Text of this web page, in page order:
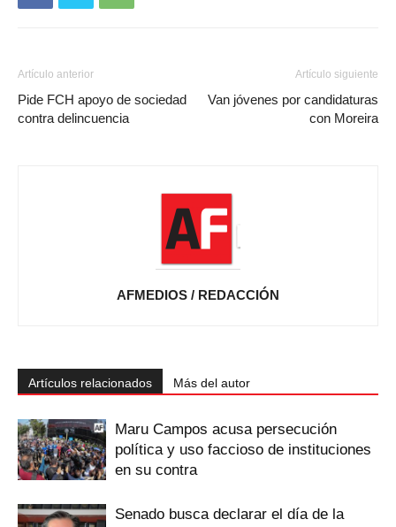
Artículo anterior
Pide FCH apoyo de sociedad
contra delincuencia
Artículo siguiente
Van jóvenes por candidaturas
con Moreira
AFMEDIOS / REDACCIÓN
Artículos relacionados Más del autor
Maru Campos acusa persecución
política y uso faccioso de instituciones
en su contra
Senado busca declarar el día de la